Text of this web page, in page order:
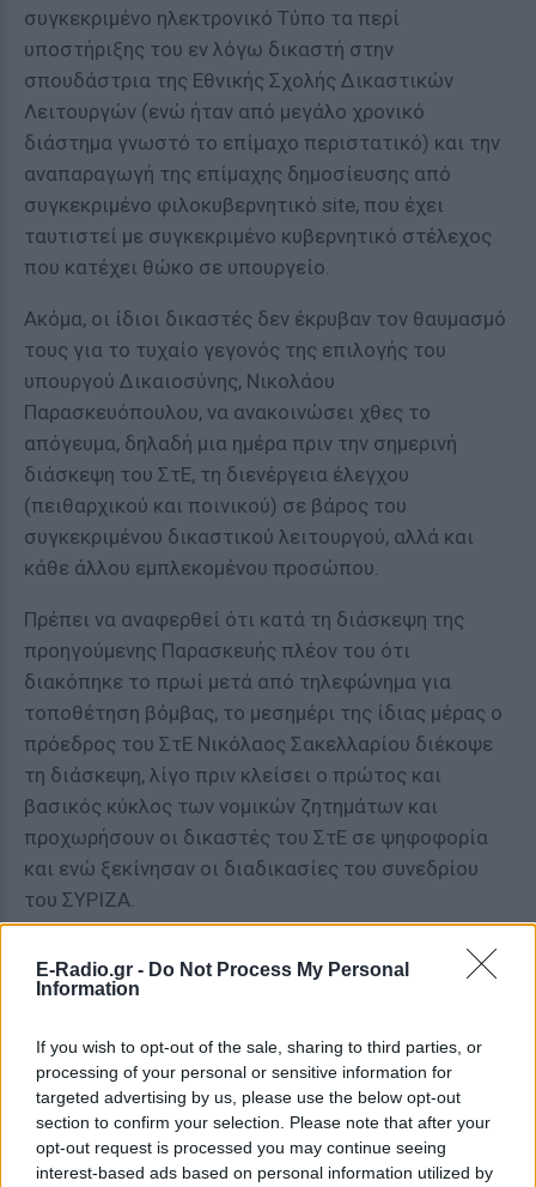
E-Radio.gr - Do Not Process My Personal
Information
If you wish to opt-out of the sale, sharing to third parties, or
processing of your personal or sensitive information for
targeted advertising by us, please use the below opt-out
section to confirm your selection. Please note that after your
opt-out request is processed you may continue seeing
interest-based ads based on personal information utilized by
συγκεκριμένο ηλεκτρονικό Τύπο τα περί
υποστήριξης του εν λόγω δικαστή στην
σπουδάστρια της Εθνικής Σχολής Δικαστικών
Λειτουργών (ενώ ήταν από μεγάλο χρονικό
διάστημα γνωστό το επίμαχο περιστατικό) και την
αναπαραγωγή της επίμαχης δημοσίευσης από
συγκεκριμένο φιλοκυβερνητικό site, που έχει
ταυτιστεί με συγκεκριμένο κυβερνητικό στέλεχος
που κατέχει θώκο σε υπουργείο.
Ακόμα, οι ίδιοι δικαστές δεν έκρυβαν τον θαυμασμό
τους για το τυχαίο γεγονός της επιλογής του
υπουργού Δικαιοσύνης, Νικολάου
Παρασκευόπουλου, να ανακοινώσει χθες το
απόγευμα, δηλαδή μια ημέρα πριν την σημερινή
διάσκεψη του ΣτΕ, τη διενέργεια έλεγχου
(πειθαρχικού και ποινικού) σε βάρος του
συγκεκριμένου δικαστικού λειτουργού, αλλά και
κάθε άλλου εμπλεκομένου προσώπου.
Πρέπει να αναφερθεί ότι κατά τη διάσκεψη της
προηγούμενης Παρασκευής πλέον του ότι
διακόπηκε το πρωί μετά από τηλεφώνημα για
τοποθέτηση βόμβας, το μεσημέρι της ίδιας μέρας ο
πρόεδρος του ΣτΕ Νικόλαος Σακελλαρίου διέκοψε
τη διάσκεψη, λίγο πριν κλείσει ο πρώτος και
βασικός κύκλος των νομικών ζητημάτων και
προχωρήσουν οι δικαστές του ΣτΕ σε ψηφοφορία
και ενώ ξεκίνησαν οι διαδικασίες του συνεδρίου
του ΣΥΡΙΖΑ.
Με άλλα λόγια, δεν ολοκληρώθηκε ο πρώτος κύκλος
των διασκέψεων καθώς, συνεχώς ετίθεντο νέα
ψηφοφορία επί του παραδεκτού, του βάσιμου και
του εννόμου συμφέροντος των τηλεοπτικών
σταθμών.
Τι μέλλει γενέσθαι